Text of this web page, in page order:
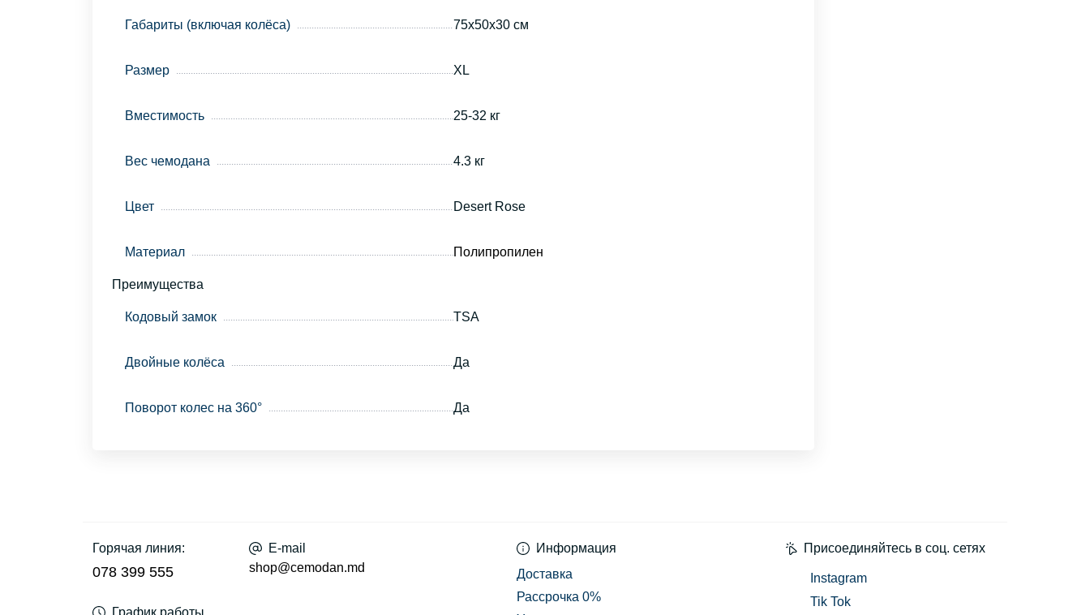
Габариты (включая колёса) 75х50х30 см
Размер XL
Вместимость 25-32 кг
Вес чемодана 4.3 кг
Цвет Desert Rose
Материал Полипропилен
Преимущества
Кодовый замок TSA
Двойные колёса Да
Поворот колес на 360° Да
Горячая линия:
078 399 555
График работы
E-mail
shop@cemodan.md
Информация
Доставка
Рассрочка 0%
Присоединяйтесь в соц. сетях
Instagram
Tik Tok